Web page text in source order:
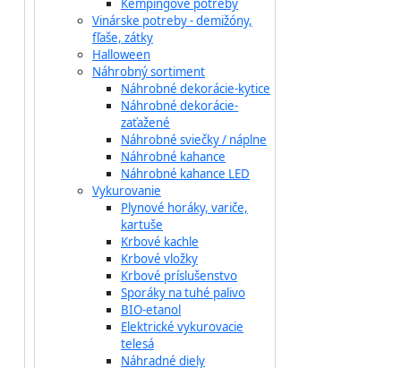
Kempingové potreby
Vinárske potreby - demižóny,
fľaše, zátky
Halloween
Náhrobný sortiment
Náhrobné dekorácie-kytice
Náhrobné dekorácie-
zaťažené
Náhrobné sviečky / náplne
Náhrobné kahance
Náhrobné kahance LED
Vykurovanie
Plynové horáky, variče,
kartuše
Krbové kachle
Krbové vložky
Krbové príslušenstvo
Sporáky na tuhé palivo
BIO-etanol
Elektrické vykurovacie
telesá
Náhradné diely